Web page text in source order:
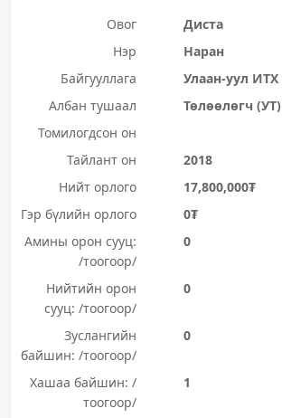
Овог
Диста
Нэр
Наран
Байгууллага
Улаан-уул ИТХ
Албан тушаал
Төлөөлөгч (УТ)
Томилогдсон он
Тайлант он
2018
Нийт орлого
17,800,000₮
Гэр бүлийн орлого
0₮
Амины орон сууц:
/тоогоор/
0
Нийтийн орон
сууц: /тоогоор/
0
Зуслангийн
байшин: /тоогоор/
0
Хашаа байшин: /
тоогоор/
1